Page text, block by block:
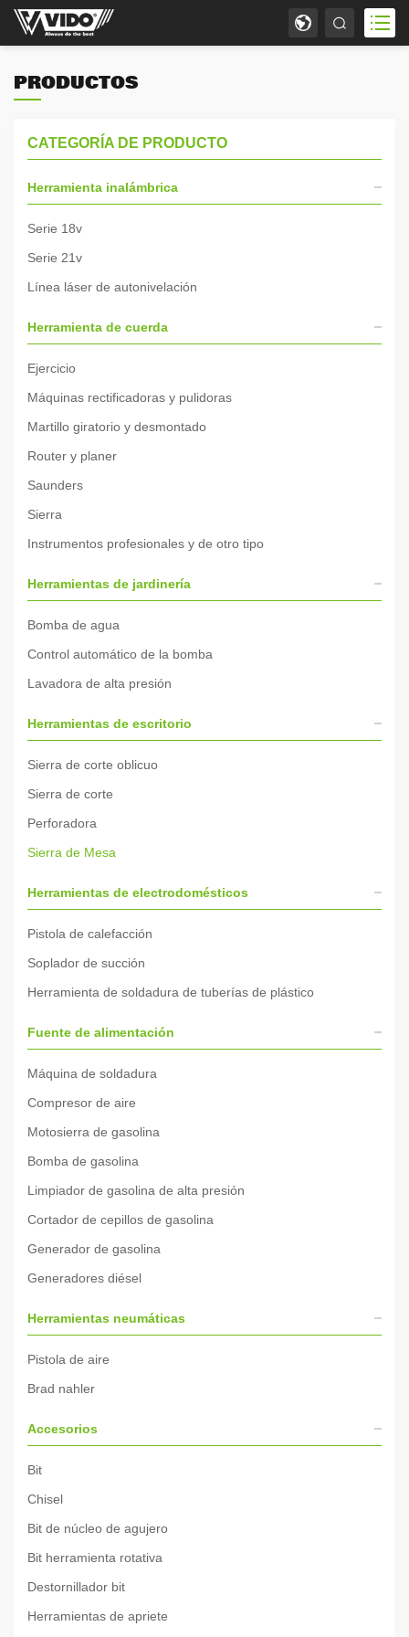
PRODUCTOS
CATEGORÍA DE PRODUCTO
Herramienta inalámbrica
Serie 18v
Serie 21v
Línea láser de autonivelación
Herramienta de cuerda
Ejercicio
Máquinas rectificadoras y pulidoras
Martillo giratorio y desmontado
Router y planer
Saunders
Sierra
Instrumentos profesionales y de otro tipo
Herramientas de jardinería
Bomba de agua
Control automático de la bomba
Lavadora de alta presión
Herramientas de escritorio
Sierra de corte oblicuo
Sierra de corte
Perforadora
Sierra de Mesa
Herramientas de electrodomésticos
Pistola de calefacción
Soplador de succión
Herramienta de soldadura de tuberías de plástico
Fuente de alimentación
Máquina de soldadura
Compresor de aire
Motosierra de gasolina
Bomba de gasolina
Limpiador de gasolina de alta presión
Cortador de cepillos de gasolina
Generador de gasolina
Generadores diésel
Herramientas neumáticas
Pistola de aire
Brad nahler
Accesorios
Bit
Chisel
Bit de núcleo de agujero
Bit herramienta rotativa
Destornillador bit
Herramientas de apriete